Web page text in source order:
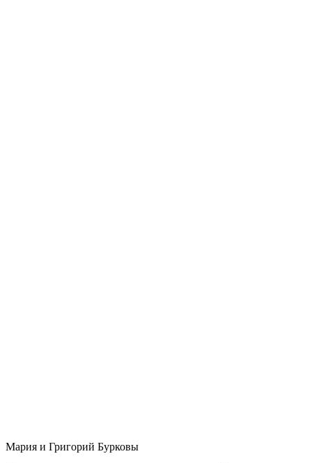
Мария и Григорий Бурковы